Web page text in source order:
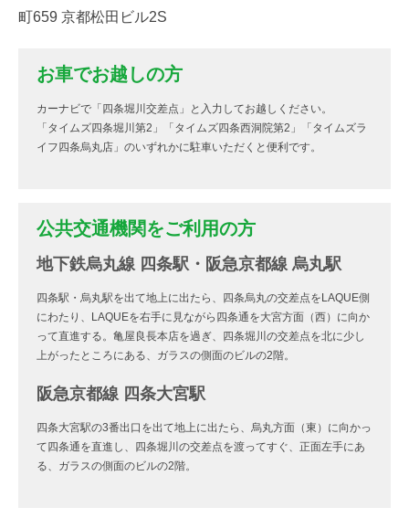
町659 京都松田ビル2S
お車でお越しの方
カーナビで「四条堀川交差点」と入力してお越しください。
「タイムズ四条堀川第2」「タイムズ四条西洞院第2」「タイムズラ
イフ四条烏丸店」のいずれかに駐車いただくと便利です。
公共交通機関をご利用の方
地下鉄烏丸線 四条駅・阪急京都線 烏丸駅
四条駅・烏丸駅を出て地上に出たら、四条烏丸の交差点をLAQUE側
にわたり、LAQUEを右手に見ながら四条通を大宮方面（西）に向か
って直進する。亀屋良長本店を過ぎ、四条堀川の交差点を北に少し
上がったところにある、ガラスの側面のビルの2階。
阪急京都線 四条大宮駅
四条大宮駅の3番出口を出て地上に出たら、烏丸方面（東）に向かっ
て四条通を直進し、四条堀川の交差点を渡ってすぐ、正面左手にあ
る、ガラスの側面のビルの2階。